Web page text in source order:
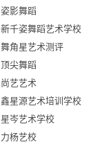
姿影舞蹈
新千姿舞蹈艺术学校
舞角星艺术测评
顶尖舞蹈
尚艺艺术
鑫星源艺术培训学校
星岑艺术学校
力杨艺校